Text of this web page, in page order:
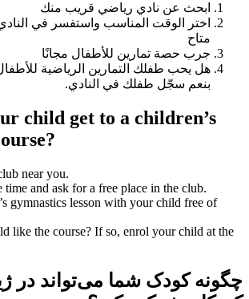
ابحث عن نادي رياضي قريب منك
اختر الوقت المناسب واستفسر في
متاح
جرب حصة تمارين للأطفال مجانًا
هل يحب طفلك التمارين الرياضية
بنعم سجّل طفلك في النادي.
child get to a children’s
near you.
time and ask for a free place in the club.
gymnastics lesson with your child free of
like the course? If so, enrol your child at the
چگونه کودک شما می‌تواند در